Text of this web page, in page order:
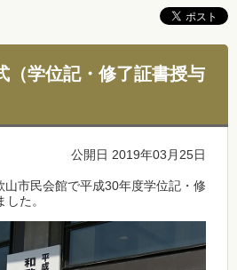
（学位記・修了証書授与
公開日 2019年03月25日
市民会館で平成30年度学位記・修
た。